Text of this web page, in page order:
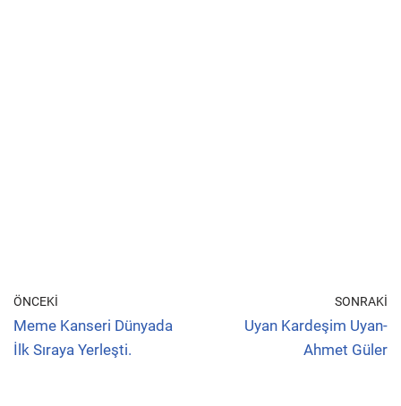
ÖNCEKI
Meme Kanseri Dünyada
İlk Sıraya Yerleşti.
SONRAKI
Uyan Kardeşim Uyan-
Ahmet Güler